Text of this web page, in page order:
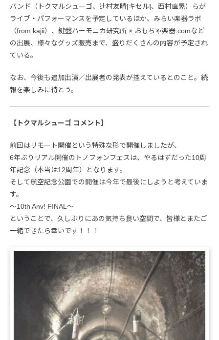
バンド（トクマルシューゴ、辻村友晴[キセル]、西村直晃）らが
ライブ・パフォーマンスを予定しているほか、みらい楽器ラボ
（from kajii）、鍵盤ハーモニカ研究所 × おもちゃ楽器.comなど
の出展、様々なグッズ販売まで、盛りだくさんの内容が予定され
ている。
なお、今後も追加出演／出展者の発表が控えているとのこと。続
報を楽しみに待とう。
【トクマルシューゴ コメント】
前回はリモート開催という特殊な形で開催しましたが、
6年ぶりリアル開催のトノフォンフェスは、やるはずだった10周
年記念（本当は12周年）となります。
そして航空記念公園での開催は今年で最後にしようと考えていま
す。
〜10th Anv! FINAL〜
ということで、久しぶりにあの気持ち良い空間で、皆様とまたご
一緒できたら幸いです！！！